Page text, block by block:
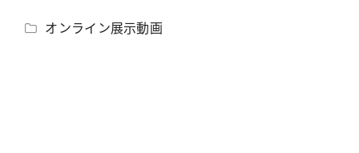
オンライン展示動画